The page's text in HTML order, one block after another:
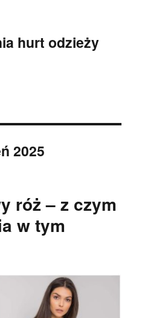
hurt odzieży
2025
róż – z czym
w tym